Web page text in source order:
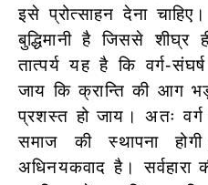
इसे प्रोत्साहन देना
बुद्धिमानी है जिससे
तात्पर्य यह है कि वर्ग-
जाय कि क्रान्ति की आग
प्रशस्त हो जाय। अतः वर्ग
समाज की स्थापना
अधिनयकवाद है। सर्वहारा